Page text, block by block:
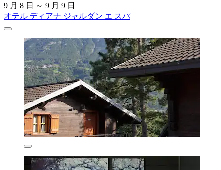
9 月 8 日 ～ 9 月 9 日
オテル ディアナ ジャルダン エ スパ